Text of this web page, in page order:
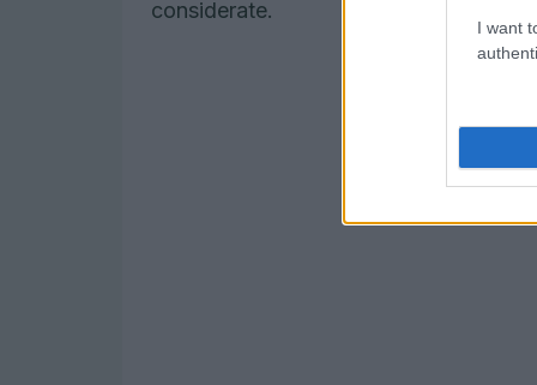
I want
considerate.